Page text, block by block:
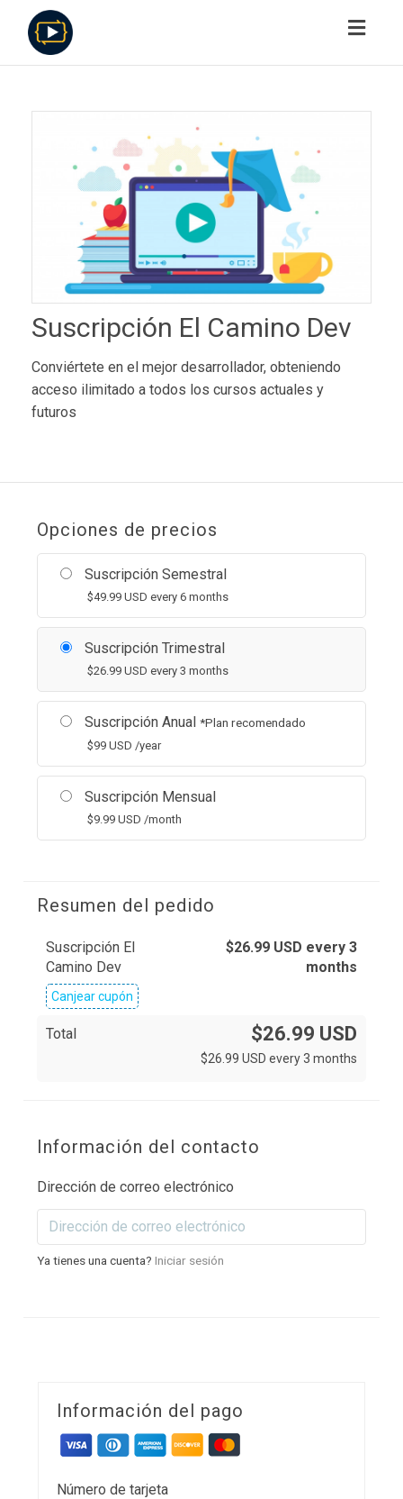
Suscripción El Camino Dev
Conviértete en el mejor desarrollador, obteniendo
acceso ilimitado a todos los cursos actuales y
futuros
Opciones de precios
Suscripción Semestral
$49.99 USD every 6 months
Suscripción Trimestral
$26.99 USD every 3 months
Suscripción Anual *Plan recomendado
$99 USD /year
Suscripción Mensual
$9.99 USD /month
Resumen del pedido
Suscripción El
Camino Dev
$26.99 USD every 3
months
Canjear cupón
Total $26.99 USD
$26.99 USD every 3 months
Información del contacto
Dirección de correo electrónico
Ya tienes una cuenta? Iniciar sesión
Información del pago
Número de tarjeta